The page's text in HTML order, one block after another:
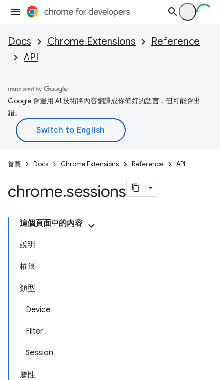
Docs Chrome Extensions
Reference
API
Google 會運用 AI 技術將內容翻譯成你偏好的語言，但可能會出
錯。
首頁 Docs Chrome Extensions Reference API
chrome.sessions
這個頁面中的內容
說明
權限
類型
Device
Filter
Session
屬性